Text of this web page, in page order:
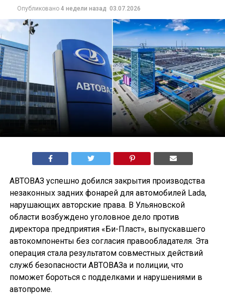
Опубликовано 4 недели назад 03.07.2026
АВТОВАЗ успешно добился закрытия производства
незаконных задних фонарей для автомобилей Lada,
нарушающих авторские права. В Ульяновской
области возбуждено уголовное дело против
директора предприятия «Би-Пласт», выпускавшего
автокомпоненты без согласия правообладателя. Эта
операция стала результатом совместных действий
служб безопасности АВТОВАЗа и полиции, что
поможет бороться с подделками и нарушениями в
автопроме.